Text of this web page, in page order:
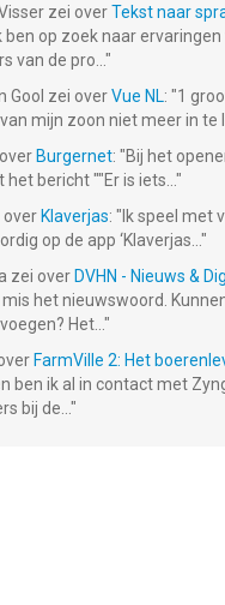
zei overTekst naar
ben op zoek naar ervaringen
van de pro... "
Gool zei overVue NL: "1
mijn zoon niet meer in te
Burgernet: "Bij het
bericht ""Er is iets... "
over Klaverjas: " Ik speel met
op de app ‘Klaverjas... "
zei over DVHN - Nieuws &
mis het nieuwswoord.
Het... "
FarmVille 2: Het
ben ik al in contact met
bij de... "